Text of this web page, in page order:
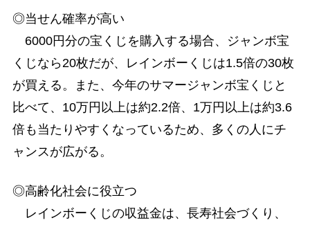
◎当せん確率が高い
6000円分の宝くじを購入する場合、ジャンボ宝
くじなら20枚だが、レインボーくじは1.5倍の30枚
が買える。また、今年のサマージャンボ宝くじと
比べて、10万円以上は約2.2倍、1万円以上は約3.6
倍も当たりやすくなっているため、多くの人にチ
ャンスが広がる。
◎高齢化社会に役立つ
レインボーくじの収益金は、長寿社会づくり、